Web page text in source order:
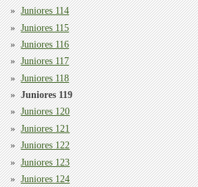
Juniores 114
Juniores 115
Juniores 116
Juniores 117
Juniores 118
Juniores 119
Juniores 120
Juniores 121
Juniores 122
Juniores 123
Juniores 124